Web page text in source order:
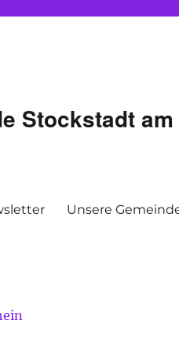
Stockstadt am
Unsere